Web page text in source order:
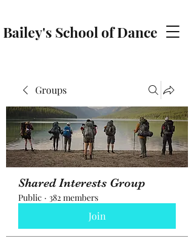
Bailey's School of Dance
Groups
Shared Interests Group
Public · 382 members
Join